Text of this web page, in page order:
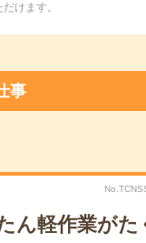
けます。
事
ん軽作業がた